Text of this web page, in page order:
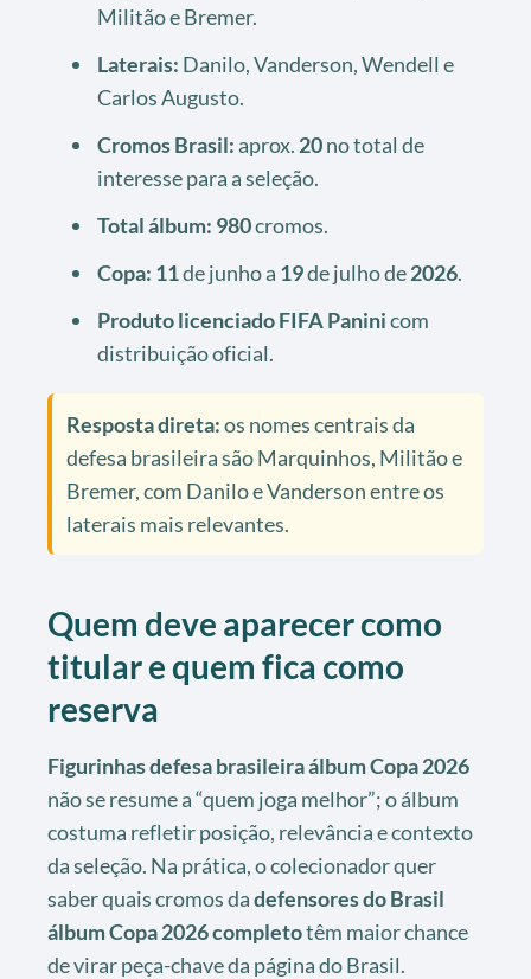
Militão e Bremer.
Laterais: Danilo, Vanderson, Wendell e
Carlos Augusto.
Cromos Brasil: aprox.20no total de
interesse para a seleção.
Total álbum: 980cromos.
Copa: 11de junho a 19de julho de2026.
Produto licenciado FIFA Paninicom
distribuição oficial.
Resposta direta:os nomes centrais da
defesa brasileira são Marquinhos, Militão e
Bremer, com Danilo e Vanderson entre os
laterais mais relevantes.
Quem deve aparecer como
titular e quem fica como
reserva
Figurinhas defesa brasileira álbum Copa 2026
não se resume a “quem joga melhor”; o álbum
costuma refletir posição, relevância e contexto
da seleção. Na prática, o colecionador quer
saber quais cromos dadefensores do Brasil
álbum Copa 2026 completotêm maior chance
de virar peça-chave da página do Brasil.